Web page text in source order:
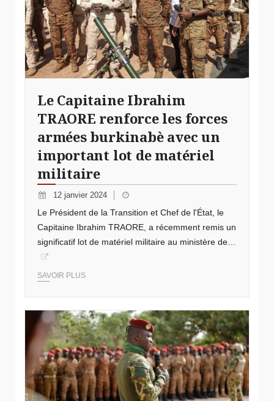
Le Capitaine Ibrahim
TRAORE renforce les forces
armées burkinabè avec un
important lot de matériel
militaire
12 janvier 2024
Le Président de la Transition et Chef de l'État, le
Capitaine Ibrahim TRAORE, a récemment remis un
significatif lot de matériel militaire au ministère de…
SAVOIR PLUS
Crédit Photo Burkina24